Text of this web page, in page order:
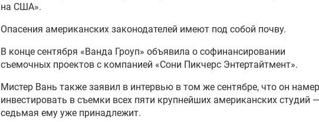
на США».
Опасения американских законодателей имеют под собой почву.
В конце сентября «Ванда Гроуп» объявила о софинансировании
съемочных проектов с компанией «Сони Пикчерс Энтертайтмент».
Мистер Вань также заявил в интервью в том же сентябре, что он
инвестировать в съемки всех пяти крупнейших американских студий —
седьмая ему уже принадлежит.